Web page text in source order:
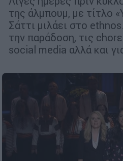
της άλμπουμ, με τίτλο
Σάττι μιλάει στο
την παράδοση, τις
social media αλλά και